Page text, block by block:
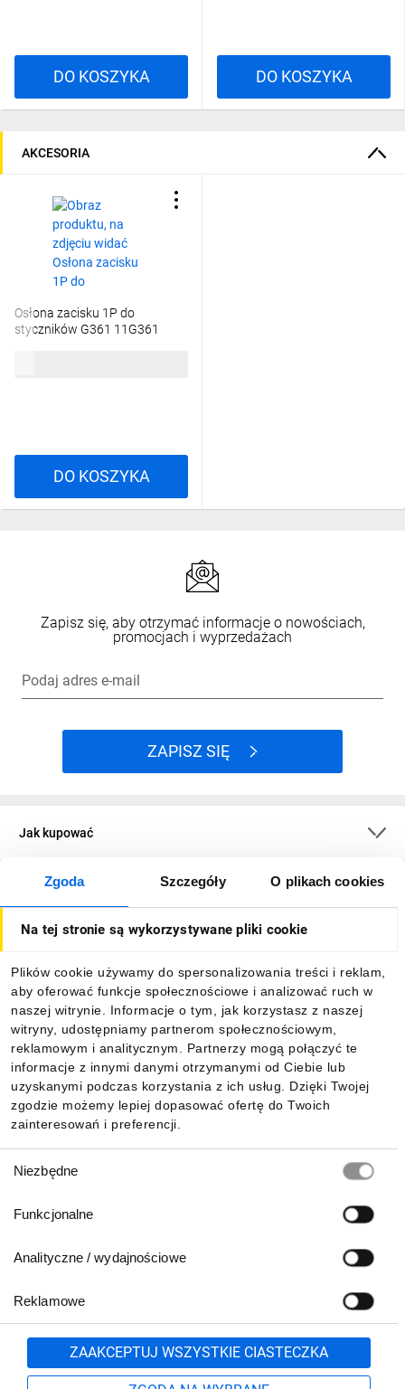
Zgoda Szczegóły O plikach cookies
Na tej stronie są wykorzystywane pliki cookie
Plików cookie używamy do spersonalizowania treści i reklam,
aby oferować funkcje społecznościowe i analizować ruch w
naszej witrynie. Informacje o tym, jak korzystasz z naszej
witryny, udostępniamy partnerom społecznościowym,
reklamowym i analitycznym. Partnerzy mogą połączyć te
informacje z innymi danymi otrzymanymi od Ciebie lub
uzyskanymi podczas korzystania z ich usług. Dzięki Twojej
zgodzie możemy lepiej dopasować ofertę do Twoich
zainteresowań i preferencji.
zgody
Niezbędne
Funkcjonalne
Analityczne / wydajnościowe
Reklamowe
ZAAKCEPTUJ WSZYSTKIE CIASTECZKA
DO KOSZYKA DO KOSZYKA
AKCESORIA
Osłona zacisku 1P do
styczników G361 11G361
DO KOSZYKA
Zapisz się, aby otrzymać informacje o nowościach,
promocjach i wyprzedażach
Podaj adres e-mail
ZAPISZ SIĘ
Jak kupować
O firmie
Informacje
Pobierz naszą aplikację mobilną:
801 500 700 lub
71 37 61 600